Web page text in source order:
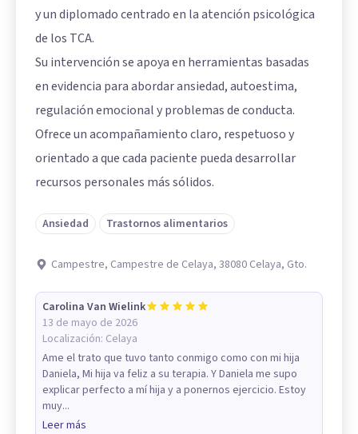
y un diplomado centrado en la atención psicológica
de los TCA.
Su intervención se apoya en herramientas basadas
en evidencia para abordar ansiedad, autoestima,
regulación emocional y problemas de conducta.
Ofrece un acompañamiento claro, respetuoso y
orientado a que cada paciente pueda desarrollar
recursos personales más sólidos.
Ansiedad Trastornos alimentarios
Campestre, Campestre de Celaya, 38080 Celaya, Gto.
Carolina Van Wielink
13 de mayo de 2026
Localización: Celaya
Ame el trato que tuvo tanto conmigo como con mi hija
Daniela, Mi hija va feliz a su terapia. Y Daniela me supo
explicar perfecto a mí hija y a ponernos ejercicio. Estoy
muy...
Leer más